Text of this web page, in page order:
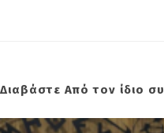
Διαβάστε Από τον ίδιο